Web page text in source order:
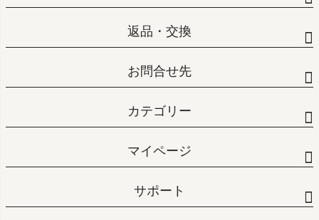
返品・交換
お問合せ先
カテゴリー
マイページ
サポート